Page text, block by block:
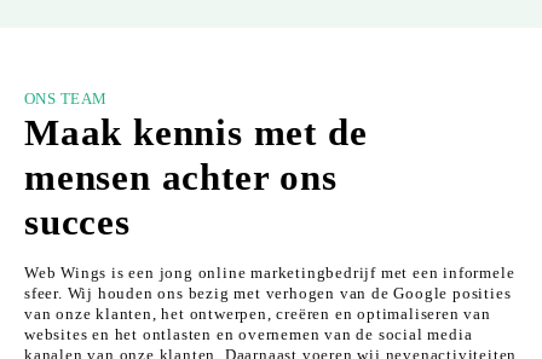
ONS TEAM
Maak kennis met de
mensen achter ons
succes
Web Wings is een jong online marketingbedrijf met een informele
sfeer. Wij houden ons bezig met verhogen van de Google posities
van onze klanten, het ontwerpen, creëren en optimaliseren van
websites en het ontlasten en overnemen van de social media
kanalen van onze klanten. Daarnaast voeren wij nevenactiviteiten